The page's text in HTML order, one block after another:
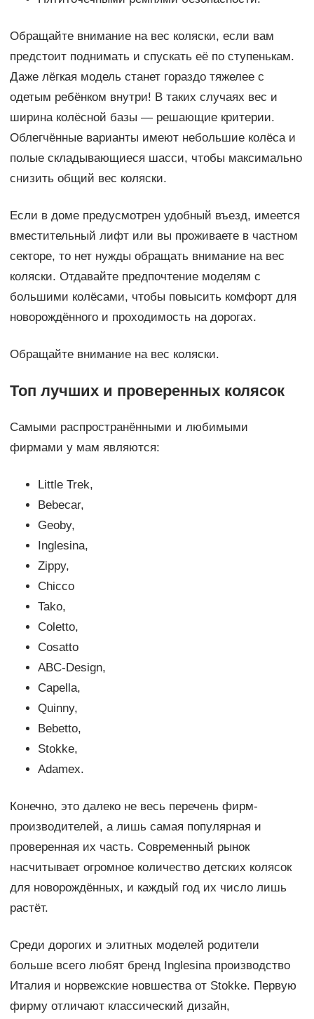
Обращайте внимание на вес коляски, если вам
предстоит поднимать и спускать её по ступенькам.
Даже лёгкая модель станет гораздо тяжелее с
одетым ребёнком внутри! В таких случаях вес и
ширина колёсной базы — решающие критерии.
Облегчённые варианты имеют небольшие колёса и
полые складывающиеся шасси, чтобы максимально
снизить общий вес коляски.
Если в доме предусмотрен удобный въезд, имеется
вместительный лифт или вы проживаете в частном
секторе, то нет нужды обращать внимание на вес
коляски. Отдавайте предпочтение моделям с
большими колёсами, чтобы повысить комфорт для
новорождённого и проходимость на дорогах.
Обращайте внимание на вес коляски.
Топ лучших и проверенных колясок
Самыми распространёнными и любимыми
фирмами у мам являются:
Little Trek,
Bebecar,
Geoby,
Inglesina,
Zippy,
Chicco
Tako,
Coletto,
Cosatto
ABC-Design,
Capella,
Quinny,
Bebetto,
Stokke,
Adamex.
Конечно, это далеко не весь перечень фирм-
производителей, а лишь самая популярная и
проверенная их часть. Современный рынок
насчитывает огромное количество детских колясок
для новорождённых, и каждый год их число лишь
растёт.
Среди дорогих и элитных моделей родители
больше всего любят бренд Inglesina производство
Италия и норвежские новшества от Stokke. Первую
фирму отличают классический дизайн,